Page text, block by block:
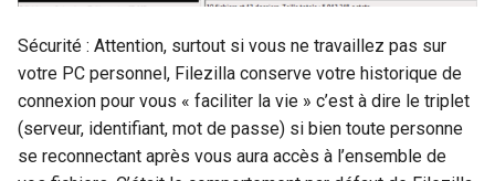
Sécurité : Attention, surtout si vous ne travaillez pas sur
votre PC personnel, Filezilla conserve votre historique de
connexion pour vous « faciliter la vie » c’est à dire le triplet
(serveur, identifiant, mot de passe) si bien toute personne
se reconnectant après vous aura accès à l’ensemble de